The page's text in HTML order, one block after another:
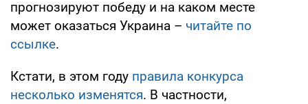
прогнозируют победу и на каком месте
может оказаться Украина – читайте по
ссылке.
Кстати, в этом году правила конкурса
несколько изменятся. В частности,